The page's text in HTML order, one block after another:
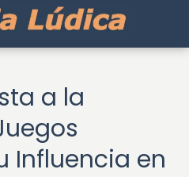
a la
Influencia en